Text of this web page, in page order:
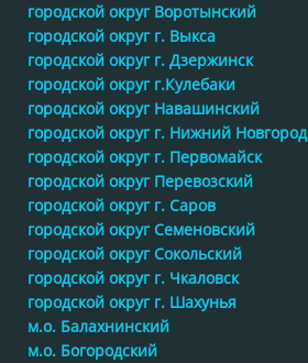
городской округ Воротынский
городской округ г. Выкса
городской округ г. Дзержинск
городской округ г.Кулебаки
городской округ Навашинский
городской округ г. Нижний Новгород
городской округ г. Первомайск
городской округ Перевозский
городской округ г. Саров
городской округ Семеновский
городской округ Сокольский
городской округ г. Чкаловск
городской округ г. Шахунья
м.о. Балахнинский
м.о. Богородский